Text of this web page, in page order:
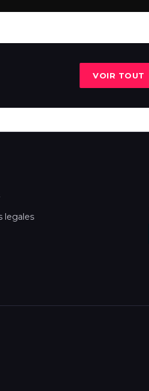
VOIR TOUT
legales